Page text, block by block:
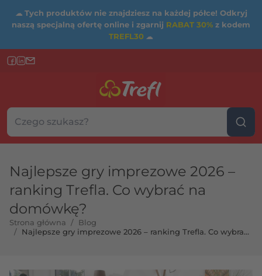
☁ Tych produktów nie znajdziesz na każdej półce! Odkryj
naszą specjalną ofertę online i zgarnij RABAT 30% z kodem
TREFL30 ☁
Szukaj w sklepie...
Wybierz kategorię
Najlepsze gry imprezowe 2026 –
ranking Trefla. Co wybrać na
domówkę?
Strona główna / Blog
/ Najlepsze gry imprezowe 2026 – ranking Trefla. Co wybrać